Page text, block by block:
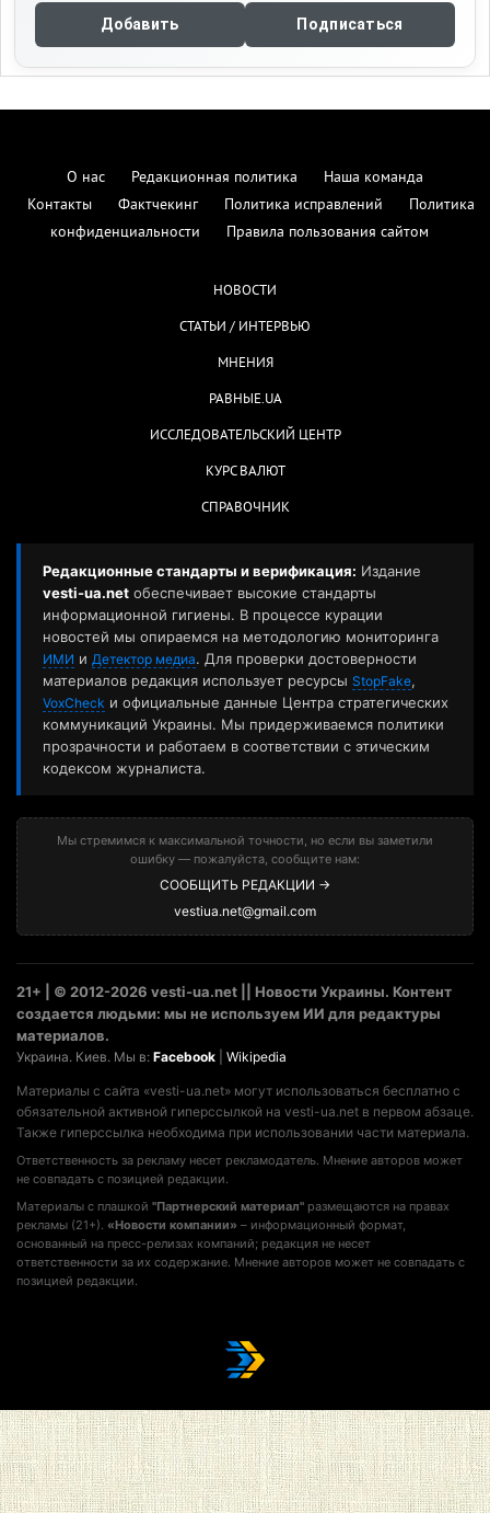
Добавить Подписаться
О нас Редакционная политика
Наша команда
Контакты
Фактчекинг Политика исправлений
Политика
конфиденциальности
Правила пользования сайтом
НОВОСТИ
СТАТЬИ / ИНТЕРВЬЮ
МНЕНИЯ
РАВНЫЕ.UA
ИССЛЕДОВАТЕЛЬСКИЙ ЦЕНТР
КУРС ВАЛЮТ
СПРАВОЧНИК
Редакционные стандарты и верификация: Издание
vesti-ua.net обеспечивает высокие стандарты
информационной гигиены. В процессе курации
новостей мы опираемся на методологию мониторинга
ИМИ и Детектор медиа. Для проверки достоверности
материалов редакция использует ресурсы StopFake,
VoxCheck и официальные данные Центра стратегических
коммуникаций Украины. Мы придерживаемся политики
прозрачности и работаем в соответствии с этическим
кодексом журналиста.
Мы стремимся к максимальной точности, но если вы заметили
ошибку — пожалуйста, сообщите нам:
СООБЩИТЬ РЕДАКЦИИ →
vestiua.net@gmail.com
21+ | © 2012-2026 vesti-ua.net || Новости Украины. Контент
создается людьми: мы не используем ИИ для редактуры
материалов.
Украина. Киев. Мы в: Facebook Wikipedia
Материалы с сайта «vesti-ua.net» могут использоваться бесплатно с
обязательной активной гиперссылкой на vesti-ua.net в первом абзаце.
Также гиперссылка необходима при использовании части материала.
Ответственность за рекламу несет рекламодатель. Мнение авторов может
не совпадать с позицией редакции.
Материалы с плашкой "Партнерский материал" размещаются на правах
рекламы (21+). «Новости компании» – информационный формат,
основанный на пресс-релизах компаний; редакция не несет
ответственности за их содержание. Мнение авторов может не совпадать с
позицией редакции.